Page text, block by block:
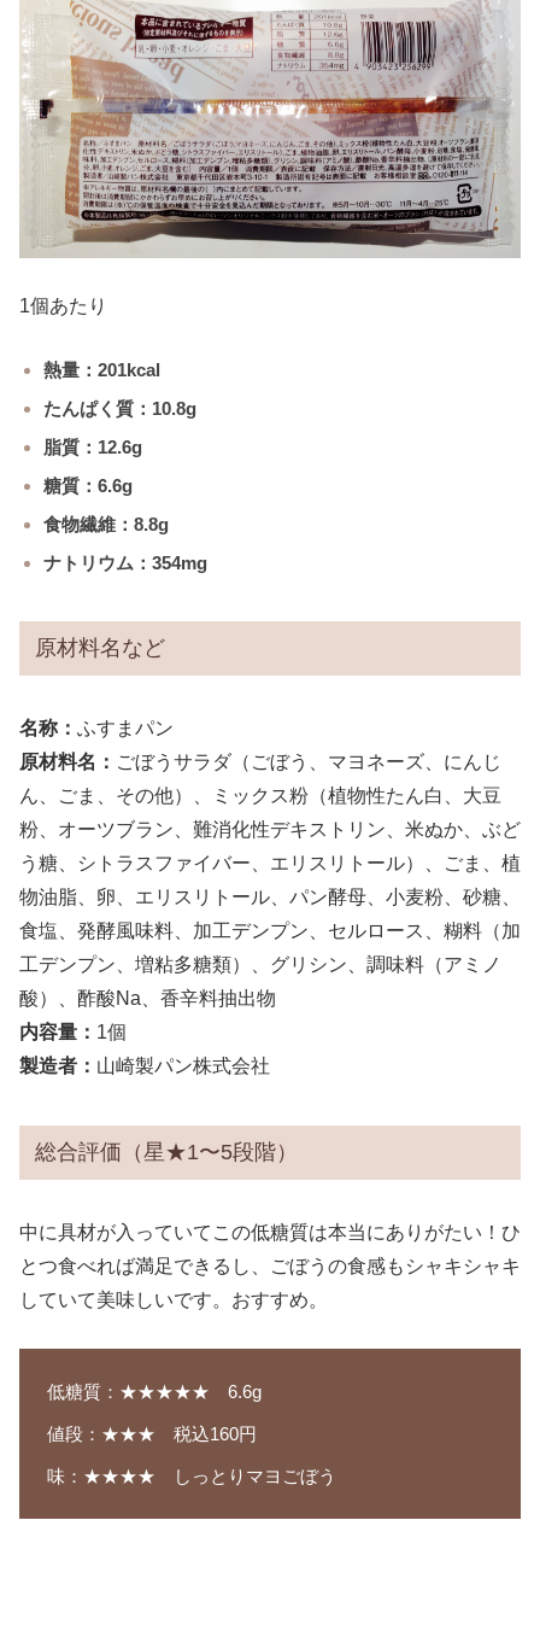
1個あたり
熱量：201kcal
たんぱく質：10.8g
脂質：12.6g
糖質：6.6g
食物繊維：8.8g
ナトリウム：354mg
原材料名など
名称： ふすまパン
原材料名： ごぼうサラダ（ごぼう、マヨネーズ、にんじ
ん、ごま、その他）、ミックス粉（植物性たん白、大豆
粉、オーツブラン、難消化性デキストリン、米ぬか、ぶど
う糖、シトラスファイバー、エリスリトール）、ごま、植
物油脂、卵、エリスリトール、パン酵母、小麦粉、砂糖、
食塩、発酵風味料、加工デンプン、セルロース、糊料（加
工デンプン、増粘多糖類）、グリシン、調味料（アミノ
酸）、酢酸Na、香辛料抽出物
内容量： 1個
製造者： 山崎製パン株式会社
総合評価（星★1〜5段階）
中に具材が入っていてこの低糖質は本当にありがたい！ひ
とつ食べれば満足できるし、ごぼうの食感もシャキシャキ
していて美味しいです。おすすめ。
低糖質：★★★★★ 6.6g
値段：★★★ 税込160円
味：★★★★ しっとりマヨごぼう